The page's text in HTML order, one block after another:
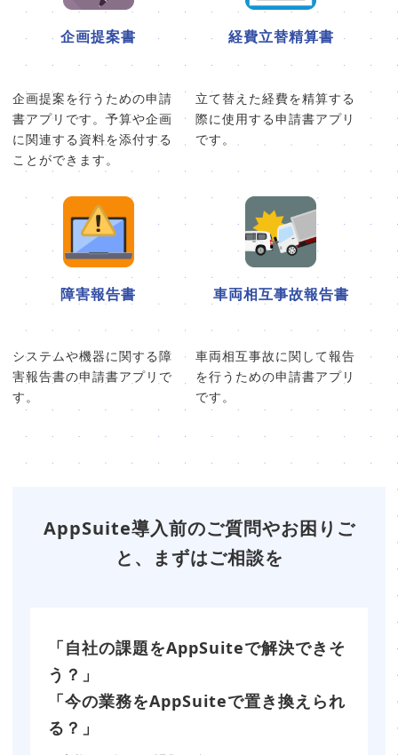
企画提案書
企画提案を行うための申請
書アプリです。予算や企画
に関連する資料を添付する
ことができます。
経費立替精算書
立て替えた経費を精算する
際に使用する申請書アプリ
です。
障害報告書
システムや機器に関する障
害報告書の申請書アプリで
す。
車両相互事故報告書
車両相互事故に関して報告
を行うための申請書アプリ
です。
AppSuite導入前のご質問やお困りご
と、まずはご相談を
「自社の課題をAppSuiteで解決できそ
う？」
「今の業務をAppSuiteで置き換えられ
る？」